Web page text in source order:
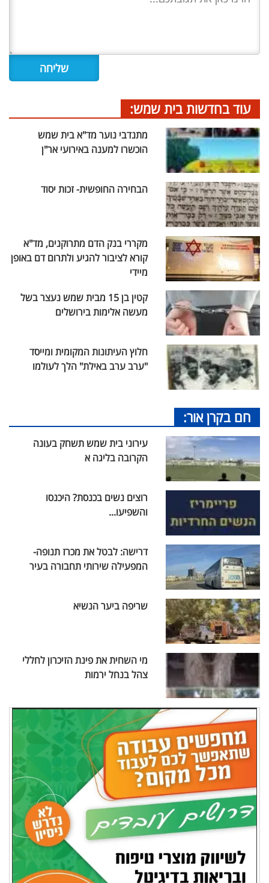
עוד בחדשות בית שמש:
מתנדבי נוער מד"א בית שמש
הוכשרו למענה באירועי אר"ן
הבחירה החופשית- זכות יסוד
מקררי בנק הדם מתרוקנים, מד"א
קורא לציבור להגיע ולתרום דם באופן
מיידי
קטין בן 15 מבית שמש נעצר בשל
מעשה אלימות בירושלים
חלוץ העיתונות המקומית ומייסד
"ערב ערב באילת" הלך לעולמו
חם בקרן אור:
עירוני בית שמש תשחק בעונה
הקרובה בליגה א
רוצים נשים בכנסת? היכנסו
והשפיעו...
דרישה: לבטל את מכרז תנופה-
המפעילה שירותי תחבורה בעיר
שריפה ביער הנשיא
מי השחית את פינת הזיכרון לחללי
צהל בנחל ירמות